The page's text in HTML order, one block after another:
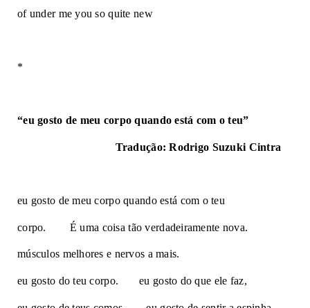
of under me you so quite new
*
“eu gosto de meu corpo quando está com o teu”
Tradução: Rodrigo Suzuki Cintra
eu gosto de meu corpo quando está com o teu
corpo.        É uma coisa tão verdadeiramente nova.
músculos melhores e nervos a mais.
eu gosto do teu corpo.       eu gosto do que ele faz,